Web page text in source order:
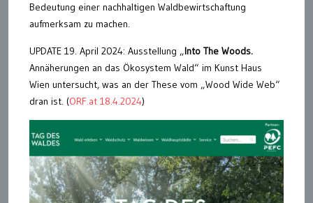
Bedeutung einer nachhaltigen Waldbewirtschaftung
aufmerksam zu machen.
UPDATE 19. April 2024: Ausstellung „Into The Woods.
Annäherungen an das Ökosystem Wald“ im Kunst Haus
Wien untersucht, was an der These vom „Wood Wide Web“
dran ist. (ORF.at 18.4.2024)